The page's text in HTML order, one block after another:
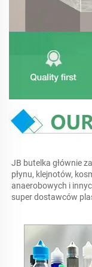
JB butelka głównie
płynu, klejnotów,
anaerobowych i
super dostawców